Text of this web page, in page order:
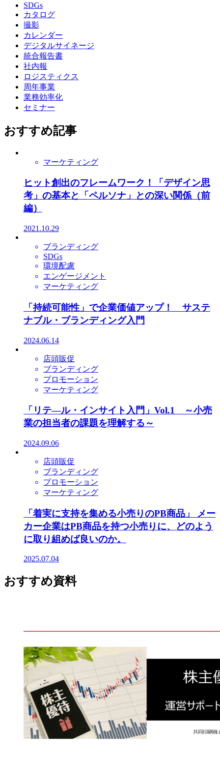
SDGs
カタログ
撮影
カレンダー
デジタルサイネージ
統合報告書
社内報
ロジスティクス
周年事業
業務効率化
セミナー
おすすめ記事
マーケティング
ヒット創出のフレームワーク！「デザイン思
考」の基本と「ペルソナ」との深い関係（前
編）
2021.10.29
ブランディング
SDGs
環境配慮
エンゲージメント
マーケティング
「持続可能性」で企業価値アップ！ サステ
ナブル・ブランディング入門
2024.06.14
店頭販促
ブランディング
プロモーション
マーケティング
「リテ―ル・インサイト入門」Vol.1 ～小売
業の担当者の課題を理解する～
2024.09.06
店頭販促
ブランディング
プロモーション
マーケティング
「着実に支持を集める小売りのPB商品」 メー
カー企業はPB商品を持つ小売りに、どのよう
に取り組めば良いのか。
2025.07.04
おすすめ資料